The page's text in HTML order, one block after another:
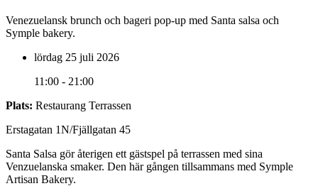
Venezuelansk brunch och bageri pop-up med Santa salsa och
Symple bakery.
lördag 25 juli 2026
11:00 - 21:00
Plats: Restaurang Terrassen
Erstagatan 1N/Fjällgatan 45
Santa Salsa gör återigen ett gästspel på terrassen med sina
Venzuelanska smaker. Den här gången tillsammans med Symple
Artisan Bakery.